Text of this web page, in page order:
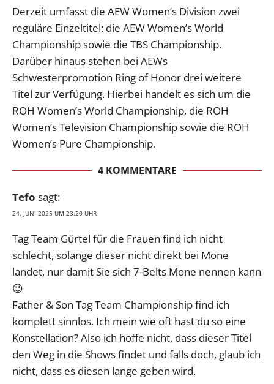
Derzeit umfasst die AEW Women’s Division zwei
reguläre Einzeltitel: die AEW Women’s World
Championship sowie die TBS Championship.
Darüber hinaus stehen bei AEWs
Schwesterpromotion Ring of Honor drei weitere
Titel zur Verfügung. Hierbei handelt es sich um die
ROH Women’s World Championship, die ROH
Women’s Television Championship sowie die ROH
Women’s Pure Championship.
4 KOMMENTARE
Tefo sagt:
24. JUNI 2025 UM 23:20 UHR
Tag Team Gürtel für die Frauen find ich nicht
schlecht, solange dieser nicht direkt bei Mone
landet, nur damit Sie sich 7-Belts Mone nennen kann
😉
Father & Son Tag Team Championship find ich
komplett sinnlos. Ich mein wie oft hast du so eine
Konstellation? Also ich hoffe nicht, dass dieser Titel
den Weg in die Shows findet und falls doch, glaub ich
nicht, dass es diesen lange geben wird.